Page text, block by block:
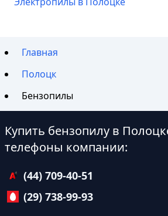
Главная
Полоцк
Бензопилы
Купить бензопилу в
телефоны компании:
(44) 709-40-51
(29) 738-99-93